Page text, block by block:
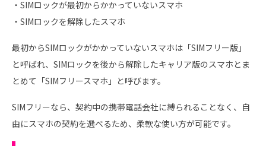
・SIMロックが最初からかかっていないスマホ
・SIMロックを解除したスマホ
最初からSIMロックがかかっていないスマホは「SIMフリー版」
と呼ばれ、SIMロックを後から解除したキャリア版のスマホとま
とめて「SIMフリースマホ」と呼びます。
SIMフリーなら、契約中の携帯電話会社に縛られることなく、自
由にスマホの契約を選べるため、柔軟な使い方が可能です。